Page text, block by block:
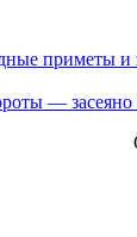
приметы и
— засеяно